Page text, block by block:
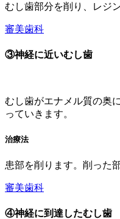
むし歯部分を削り、レジ
審美歯科
③神経に近いむし歯
むし歯がエナメル質の奥
っていきます。
治療法
患部を削ります。削った
審美歯科
④神経に到達したむし歯